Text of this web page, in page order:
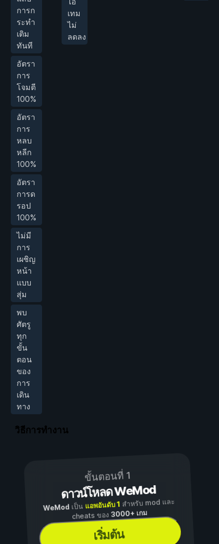
การก
ระทำ
เติม
ทันที
อัตรา
การ
โจมตี
100%
อัตรา
การ
หลบ
หลีก
100%
อัตรา
การด
รอป
100%
ไม่มี
การ
เผชิญ
หน้า
แบบ
สุ่ม
พบ
ศัตรู
ทุก
ขั้น
ตอน
ของ
การ
เดิน
ทาง
เทม
ไม่
ลดลง
วิธีการทำงาน
ขั้นตอนที่ 1
ดาวน์โหลด WeMod
WeModเป็น แอพอันดับ 1 สำหรับ mod และ
cheats ของ3000+ เกม
เริ่มต้น